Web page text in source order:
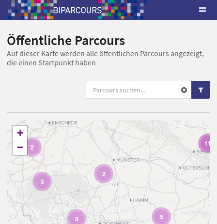
Öffentliche Parcours
Auf dieser Karte werden alle öffentlichen Parcours angezeigt,
die einen Startpunkt haben
2
5
11
2
3
8
+
−